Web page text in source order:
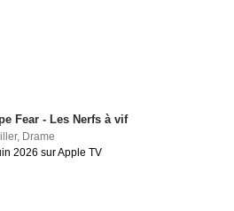
Fear - Les Nerfs à vif
, Drame
2026 sur Apple TV